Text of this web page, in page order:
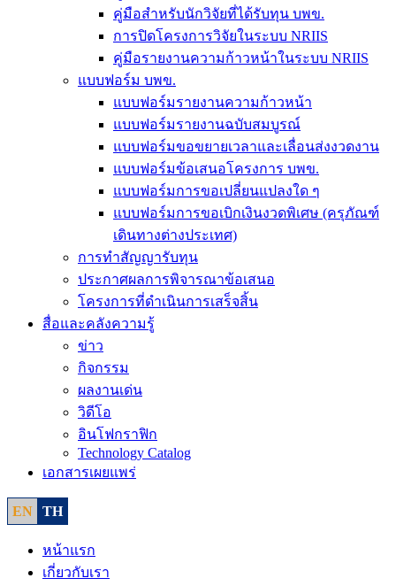
คู่มือสำหรับนักวิจัยที่ได้รับทุน บพข.
การปิดโครงการวิจัยในระบบ NRIIS
คู่มือรายงานความก้าวหน้าในระบบ NRIIS
แบบฟอร์ม บพข.
แบบฟอร์มรายงานความก้าวหน้า
แบบฟอร์มรายงานฉบับสมบูรณ์
แบบฟอร์มขอขยายเวลาและเลื่อนส่งงวดงาน
แบบฟอร์มข้อเสนอโครงการ บพข.
แบบฟอร์มการขอเปลี่ยนแปลงใด ๆ
แบบฟอร์มการขอเบิกเงินงวดพิเศษ (ครุภัณฑ์
เดินทางต่างประเทศ)
การทำสัญญารับทุน
ประกาศผลการพิจารณาข้อเสนอ
โครงการที่ดำเนินการเสร็จสิ้น
สื่อและคลังความรู้
ข่าว
กิจกรรม
ผลงานเด่น
วิดีโอ
อินโฟกราฟิก
Technology Catalog
เอกสารเผยแพร่
EN TH
หน้าแรก
เกี่ยวกับเรา